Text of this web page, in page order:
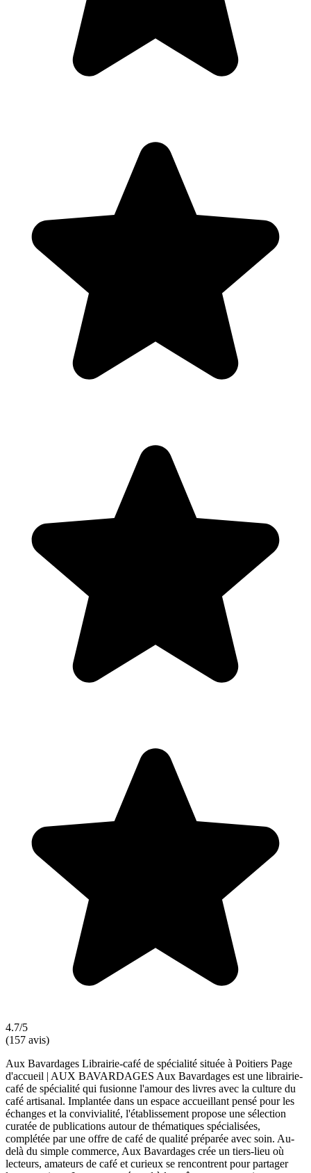
4.7/5
(157 avis)
Aux Bavardages Librairie-café de spécialité située à Poitiers Page
d'accueil | AUX BAVARDAGES Aux Bavardages est une librairie-
café de spécialité qui fusionne l'amour des livres avec la culture du
café artisanal. Implantée dans un espace accueillant pensé pour les
échanges et la convivialité, l'établissement propose une sélection
curatée de publications autour de thématiques spécialisées,
complétée par une offre de café de qualité préparée avec soin. Au-
delà du simple commerce, Aux Bavardages crée un tiers-lieu où
lecteurs, amateurs de café et curieux se rencontrent pour partager